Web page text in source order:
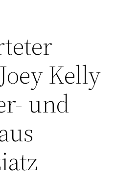
Kelly
und